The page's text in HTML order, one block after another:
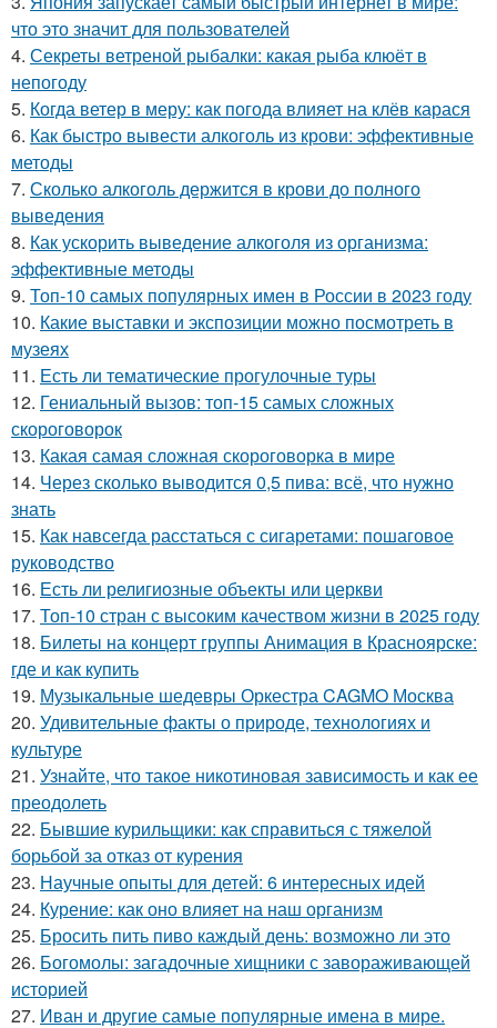
что это значит для пользователей
4. Секреты ветреной рыбалки: какая рыба клюёт в
непогоду
5. Когда ветер в меру: как погода влияет на клёв карася
6. Как быстро вывести алкоголь из крови: эффективные
методы
7. Сколько алкоголь держится в крови до полного
выведения
8. Как ускорить выведение алкоголя из организма:
эффективные методы
9. Топ-10 самых популярных имен в России в 2023 году
10. Какие выставки и экспозиции можно посмотреть в
музеях
11. Есть ли тематические прогулочные туры
12. Гениальный вызов: топ-15 самых сложных
скороговорок
13. Какая самая сложная скороговорка в мире
14. Через сколько выводится 0,5 пива: всё, что нужно
знать
15. Как навсегда расстаться с сигаретами: пошаговое
руководство
16. Есть ли религиозные объекты или церкви
17. Топ-10 стран с высоким качеством жизни в 2025 году
18. Билеты на концерт группы Анимация в Красноярске:
где и как купить
19. Музыкальные шедевры Оркестра CAGMO Москва
20. Удивительные факты о природе, технологиях и
культуре
21. Узнайте, что такое никотиновая зависимость и как ее
преодолеть
22. Бывшие курильщики: как справиться с тяжелой
борьбой за отказ от курения
23. Научные опыты для детей: 6 интересных идей
24. Курение: как оно влияет на наш организм
25. Бросить пить пиво каждый день: возможно ли это
26. Богомолы: загадочные хищники с завораживающей
историей
27. Иван и другие самые популярные имена в мире.